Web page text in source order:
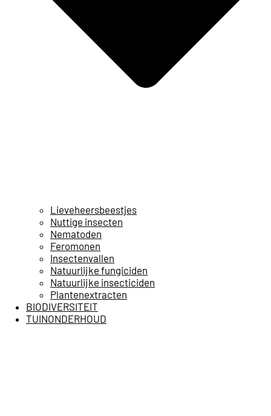
Lieveheersbeestjes
Nuttige insecten
Nematoden
Feromonen
Insectenvallen
Natuurlijke fungiciden
Natuurlijke insecticiden
Plantenextracten
BIODIVERSITEIT
TUINONDERHOUD